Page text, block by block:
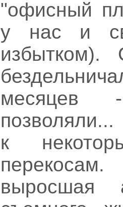
"офисный
у нас и
избытком).
месяцев
к
перекосам.
выросшая